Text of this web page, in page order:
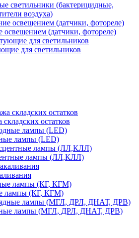
светильники (бактерицидные,
воздуха)
освещением (датчики, фотореле)
для светильников
остатков
лампы (LED)
лампы (ЛЛ,КЛЛ)
лампы (КГ, КГМ)
лампы (МГЛ, ДРЛ, ДНАТ, ДРВ)